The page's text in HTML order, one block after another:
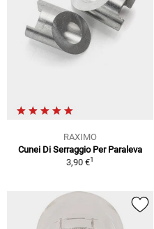
RAXIMO
Cunei Di Serraggio Per Paraleva
3,90 €1